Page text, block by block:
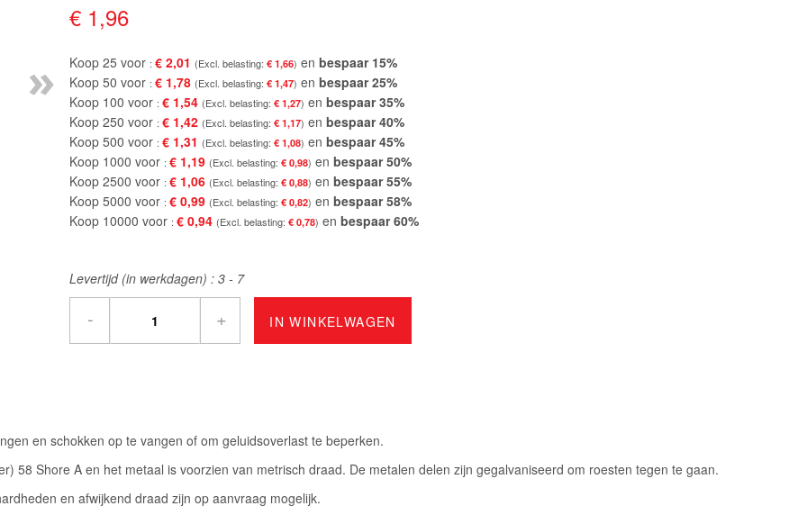
»
€ 1,96
Koop 25 voor € 2,01 € 1,66 en bespaar15%
Koop 50 voor € 1,78 € 1,47 en bespaar25%
Koop 100 voor € 1,54 € 1,27 en bespaar35%
Koop 250 voor € 1,42 € 1,17 en bespaar40%
Koop 500 voor € 1,31 € 1,08 en bespaar45%
Koop 1000 voor € 1,19 € 0,98 en bespaar50%
Koop 2500 voor € 1,06 € 0,88 en bespaar55%
Koop 5000 voor € 0,99 € 0,82 en bespaar58%
Koop 10000 voor € 0,94 € 0,78 en bespaar60%
Levertijd (in werkdagen) : 3 - 7
- + IN WINKELWAGEN
en schokken op te vangen of om geluidsoverlast te beperken.
58 Shore A en het metaal is voorzien van metrisch draad. De metalen delen zijn gegalvaniseerd om roesten tegen te gaan.
en afwijkend draad zijn op aanvraag mogelijk.